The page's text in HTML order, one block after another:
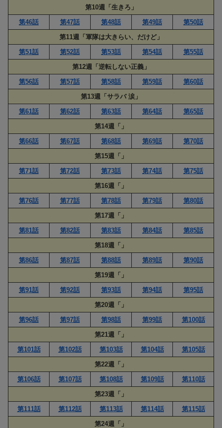
第10週「生きろ」
第46話
第47話 第48話 第49話
第50話
第11週「軍隊は大きらい、だけど」
第51話
第52話 第53話 第54話
第55話
第12週「逆転しない正義」
第56話
第57話 第58話 第59話
第60話
第13週「サラバ 涙」
第61話
第62話 第63話 第64話
第65話
第14週「」
第66話
第67話 第68話 第69話
第70話
第15週「」
第71話
第72話 第73話 第74話
第75話
第16週「」
第76話
第77話 第78話 第79話
第80話
第17週「」
第81話
第82話 第83話 第84話
第85話
第18週「」
第86話
第87話 第88話 第89話
第90話
第19週「」
第91話
第92話 第93話 第94話
第95話
第20週「」
第96話
第97話 第98話 第99話
第100話
第21週「」
第101話
第102話 第103話 第104話
第105話
第22週「」
第106話
第107話 第108話 第109話
第110話
第23週「」
第111話
第112話 第113話 第114話
第115話
第24週「」